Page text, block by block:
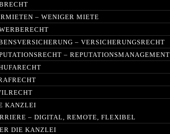
– WENIGER MIETE
– VERSICHERUNGSRECHT
– REPUTATIONSMANAGEMENT
KANZLEI
– DIGITAL, REMOTE, FLEXIBEL
DIE KANZLEI